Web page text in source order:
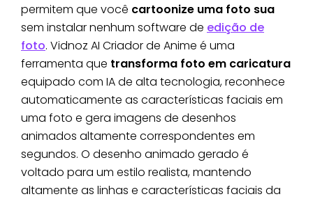
permitem que você cartoonize uma foto sua
sem instalar nenhum software de edição de
foto. Vidnoz AI Criador de Anime é uma
ferramenta que transforma foto em caricatura
equipado com IA de alta tecnologia, reconhece
automaticamente as características faciais em
uma foto e gera imagens de desenhos
animados altamente correspondentes em
segundos. O desenho animado gerado é
voltado para um estilo realista, mantendo
altamente as linhas e características faciais da